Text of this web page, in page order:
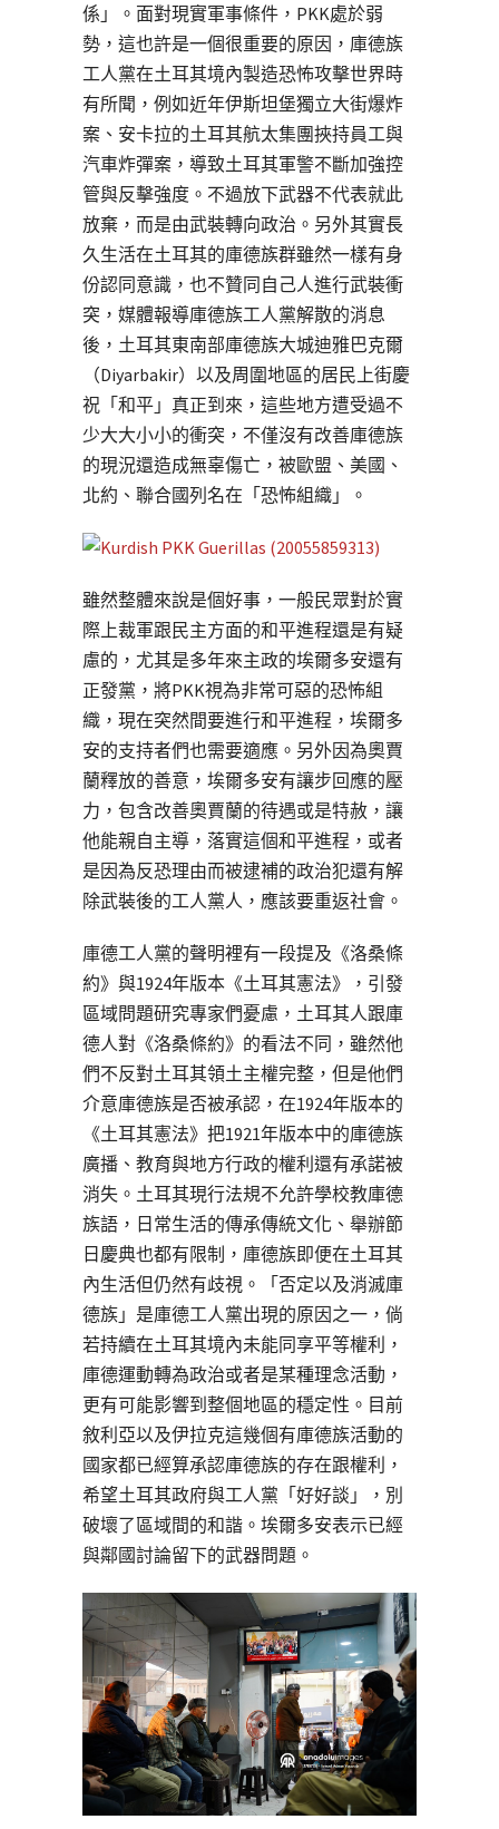
係」。面對現實軍事條件，PKK處於弱
勢，這也許是一個很重要的原因，庫德族
工人黨在土耳其境內製造恐怖攻擊世界時
有所聞，例如近年伊斯坦堡獨立大街爆炸
案、安卡拉的土耳其航太集團挾持員工與
汽車炸彈案，導致土耳其軍警不斷加強控
管與反擊強度。不過放下武器不代表就此
放棄，而是由武裝轉向政治。另外其實長
久生活在土耳其的庫德族群雖然一樣有身
份認同意識，也不贊同自己人進行武裝衝
突，媒體報導庫德族工人黨解散的消息
後，土耳其東南部庫德族大城迪雅巴克爾
（Diyarbakir）以及周圍地區的居民上街慶
祝「和平」真正到來，這些地方遭受過不
少大大小小的衝突，不僅沒有改善庫德族
的現況還造成無辜傷亡，被歐盟、美國、
北約、聯合國列名在「恐怖組織」。
雖然整體來說是個好事，一般民眾對於實
際上裁軍跟民主方面的和平進程還是有疑
慮的，尤其是多年來主政的埃爾多安還有
正發黨，將PKK視為非常可惡的恐怖組
織，現在突然間要進行和平進程，埃爾多
安的支持者們也需要適應。另外因為奧賈
蘭釋放的善意，埃爾多安有讓步回應的壓
力，包含改善奧賈蘭的待遇或是特赦，讓
他能親自主導，落實這個和平進程，或者
是因為反恐理由而被逮補的政治犯還有解
除武裝後的工人黨人，應該要重返社會。
庫德工人黨的聲明裡有一段提及《洛桑條
約》與1924年版本《土耳其憲法》，引發
區域問題研究專家們憂慮，土耳其人跟庫
德人對《洛桑條約》的看法不同，雖然他
們不反對土耳其領土主權完整，但是他們
介意庫德族是否被承認，在1924年版本的
《土耳其憲法》把1921年版本中的庫德族
廣播、教育與地方行政的權利還有承諾被
消失。土耳其現行法規不允許學校教庫德
族語，日常生活的傳承傳統文化、舉辦節
日慶典也都有限制，庫德族即便在土耳其
內生活但仍然有歧視。「否定以及消滅庫
德族」是庫德工人黨出現的原因之一，倘
若持續在土耳其境內未能同享平等權利，
庫德運動轉為政治或者是某種理念活動，
更有可能影響到整個地區的穩定性。目前
敘利亞以及伊拉克這幾個有庫德族活動的
國家都已經算承認庫德族的存在跟權利，
希望土耳其政府與工人黨「好好談」，別
破壞了區域間的和諧。埃爾多安表示已經
與鄰國討論留下的武器問題。